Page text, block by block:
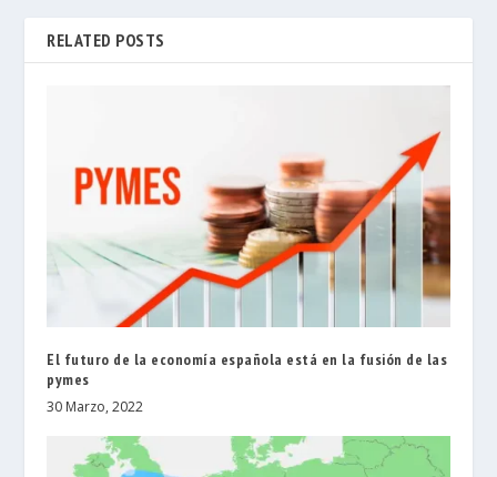
RELATED POSTS
El futuro de la economía española está en la fusión de las
pymes
30 Marzo, 2022